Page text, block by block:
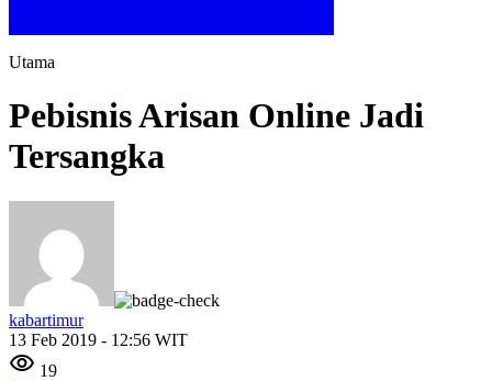
Utama
Pebisnis Arisan Online Jadi
Tersangka
kabartimur
13 Feb 2019 - 12:56 WIT
19